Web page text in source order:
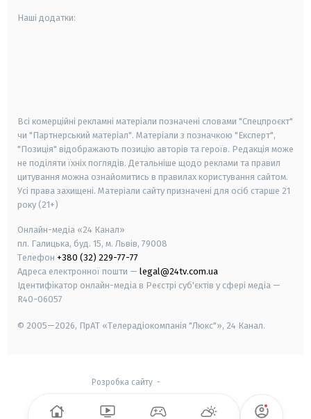
Наші додатки:
Всі комерційні рекламні матеріали позначені словами "Спецпроєкт"
чи "Партнерський матеріал". Матеріали з позначкою "Експерт",
"Позиція" відображають позицію авторів та героїв. Редакція може
не поділяти їхніх поглядів. Детальніше щодо реклами та правил
цитування можна ознайомитись в правилах користування сайтом.
Усі права захищені. Матеріали сайту призначені для осіб старше 21
року (21+)
Онлайн-медіа «24 Канал»
пл. Галицька, буд. 15, м. Львів, 79008
Телефон +380 (32) 229-77-77
Адреса електронної пошти — legal@24tv.com.ua
Ідентифікатор онлайн-медіа в Реєстрі суб'єктів у сфері медіа —
R40-06057
© 2005—2026, ПрАТ «Телерадіокомпанія "Люкс"», 24 Канал.
Розробка сайту-